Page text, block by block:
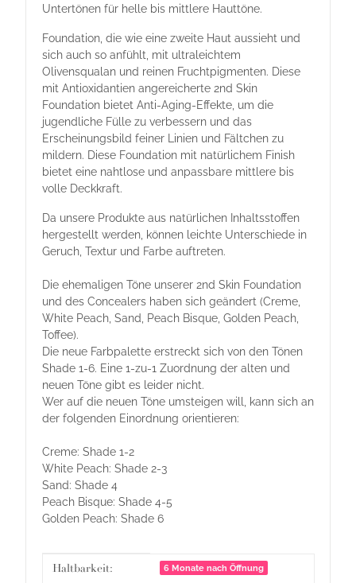
Untertönen für helle bis mittlere Hauttöne.
Foundation, die wie eine zweite Haut aussieht und
sich auch so anfühlt, mit ultraleichtem
Olivensqualan und reinen Fruchtpigmenten. Diese
mit Antioxidantien angereicherte 2nd Skin
Foundation bietet Anti-Aging-Effekte, um die
jugendliche Fülle zu verbessern und das
Erscheinungsbild feiner Linien und Fältchen zu
mildern. Diese Foundation mit natürlichem Finish
bietet eine nahtlose und anpassbare mittlere bis
volle Deckkraft.
Da unsere Produkte aus natürlichen Inhaltsstoffen
hergestellt werden, können leichte Unterschiede in
Geruch, Textur und Farbe auftreten.
Die ehemaligen Töne unserer 2nd Skin Foundation
und des Concealers haben sich geändert (Creme,
White Peach, Sand, Peach Bisque, Golden Peach,
Toffee).
Die neue Farbpalette erstreckt sich von den Tönen
Shade 1-6. Eine 1-zu-1 Zuordnung der alten und
neuen Töne gibt es leider nicht.
Wer auf die neuen Töne umsteigen will, kann sich an
der folgenden Einordnung orientieren:
Creme: Shade 1-2
White Peach: Shade 2-3
Sand: Shade 4
Peach Bisque: Shade 4-5
Golden Peach: Shade 6
Produkteigenschaft
Wert
Haltbarkeit: 6 Monate nach Öffnung